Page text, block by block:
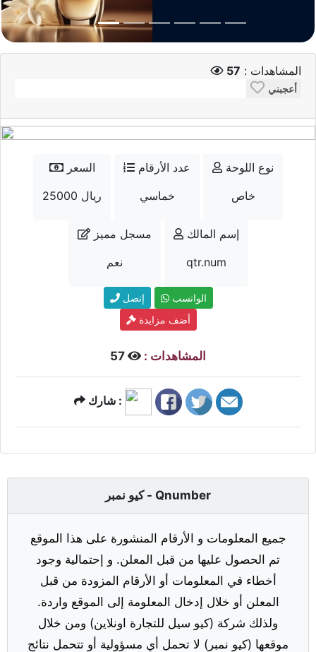
المشاهدات : 57
أعجبني
السعر
25000 ريال
عدد الأرقام
خماسي
نوع اللوحة
خاص
مسجل مميز
نعم
إسم المالك
qtr.num
إتصل
الواتسب
أضف مزايدة
المشاهدات :
شارك :
كيو نمبر - Qnumber
جميع المعلومات و الأرقام المنشورة على هذا الموقع
تم الحصول عليها من قبل المعلن. و إحتمالية وجود
أخطاء في المعلومات أو الأرقام المزودة من قبل
المعلن أو خلال إدخال المعلومة إلى الموقع واردة.
ولذلك شركة (كيو سيل للتجارة اونلاين) ومن خلال
موقعها (كيو نمبر) لا تحمل أي مسؤولية أو تتحمل نتائج